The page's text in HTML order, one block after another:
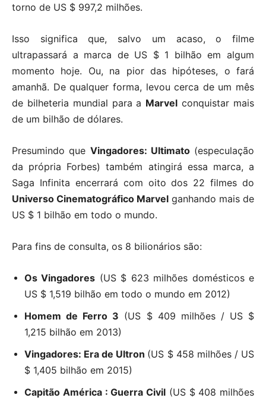
torno de US $ 997,2 milhões.
Isso significa que, salvo um acaso, o filme
ultrapassará a marca de US $ 1 bilhão em algum
momento hoje. Ou, na pior das hipóteses, o fará
amanhã. De qualquer forma, levou cerca de um mês
de bilheteria mundial para a Marvel conquistar mais
de um bilhão de dólares.
Presumindo que Vingadores: Ultimato(especulação
da própria Forbes) também atingirá essa marca, a
Saga Infinita encerrará com oito dos 22 filmes do
Universo Cinematográfico Marvel ganhando mais de
US $ 1 bilhão em todo o mundo.
Para fins de consulta, os 8 bilionários são:
Os Vingadores (US $ 623 milhões domésticos e
US $ 1,519 bilhão em todo o mundo em 2012)
Homem de Ferro 3 (US $ 409 milhões / US $
1,215 bilhão em 2013)
Vingadores: Era de Ultron (US $ 458 milhões / US
$ 1,405 bilhão em 2015)
Capitão América : Guerra Civil (US $ 408 milhões